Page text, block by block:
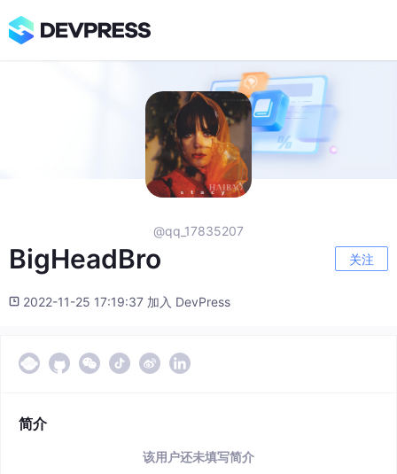
@qq_17835207
BigHeadBro 关注
2022-11-25 17:19:37 加入 DevPress
简介
该用户还未填写简介